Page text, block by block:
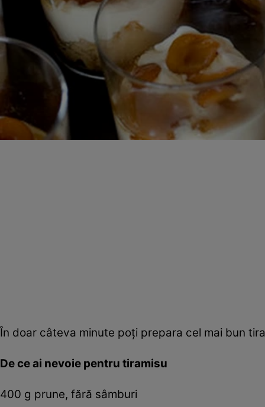
În doar câteva minute poţi prepara cel mai bun
De ce ai nevoie pentru tiramisu
400 g prune, fără sâmburi